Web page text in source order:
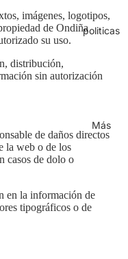
politicas
Más
imágenes, logotipos,
de Ondiña
su uso.
distribución,
sin autorización
de daños directos
la web o de los
casos de dolo o
en la información de
tipográficos o de